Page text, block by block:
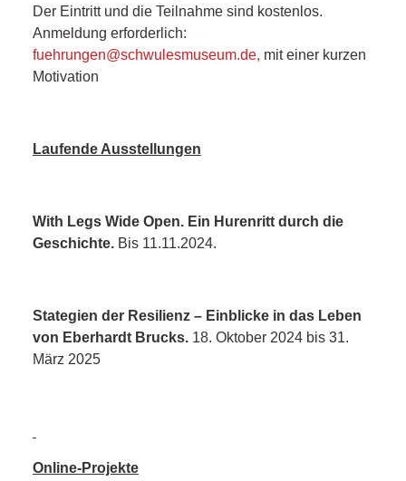
Der Eintritt und die Teilnahme sind kostenlos.
Anmeldung erforderlich:
fuehrungen@schwulesmuseum.de, mit einer kurzen
Motivation
Laufende Ausstellungen
With Legs Wide Open. Ein Hurenritt durch die
Geschichte. Bis 11.11.2024.
Stategien der Resilienz – Einblicke in das Leben
von Eberhardt Brucks. 18. Oktober 2024 bis 31.
März 2025
Online-Projekte